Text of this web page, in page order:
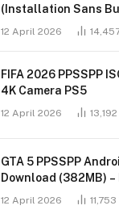
(Installation Sans
12 April 2026
FIFA 2026 PPSSPP
4K Camera PS5
12 April 2026 13,192
GTA 5 PPSSPP
Download (382MB)
12 April 2026 11,753